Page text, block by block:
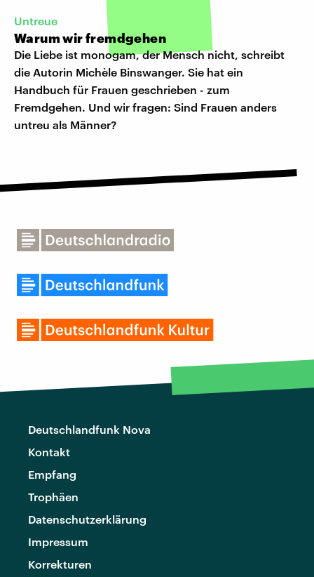
Untreue
Warum wir fremdgehen
Die Liebe ist monogam, der Mensch nicht, schreibt
die Autorin Michèle Binswanger. Sie hat ein
Handbuch für Frauen geschrieben - zum
Fremdgehen. Und wir fragen: Sind Frauen anders
untreu als Männer?
Deutschlandfunk Nova
Kontakt
Empfang
Trophäen
Datenschutzerklärung
Impressum
Korrekturen